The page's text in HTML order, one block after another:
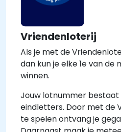
Vriendenloterij
Als je met de
dan kun je elke 1e van de
winnen.
Jouw lotnummer bestaat
eindletters. Door met de
te spelen ontvang je